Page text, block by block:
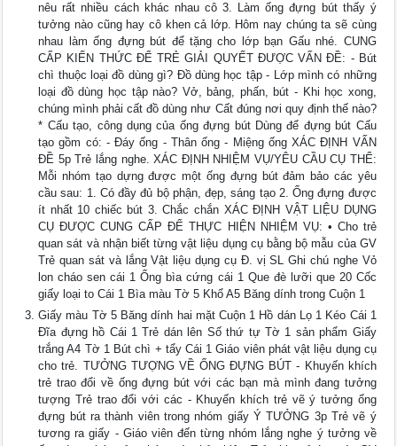
nêu rất nhiều cách khác nhau cô 3. Làm ống đựng bút thấy ý
tưởng nào cũng hay cô khen cả lớp. Hôm nay chúng ta sẽ cùng
nhau làm ống đựng bút để tặng cho lớp bạn Gấu nhé. CUNG
CẤP KIẾN THỨC ĐỂ TRẺ GIẢI QUYẾT ĐƯỢC VẤN ĐỀ: - Bút
chì thuộc loại đồ dùng gì? Đồ dùng học tập - Lớp mình có những
loại đồ dùng học tập nào? Vở, bảng, phấn, bút - Khi học xong,
chúng mình phải cất đồ dùng như Cất đúng nơi quy định thế nào?
* Cấu tạo, công dụng của ống đựng bút Dùng để đựng bút Cấu
tạo gồm có: - Đáy ống - Thân ống - Miệng ống XÁC ĐỊNH VẤN
ĐỀ 5p Trẻ lắng nghe. XÁC ĐỊNH NHIỆM VỤ/YÊU CẦU CỤ THỂ:
Mỗi nhóm tạo dựng được một ống đựng bút đảm bảo các yêu
cầu sau: 1. Có đầy đủ bộ phận, đẹp, sáng tạo 2. Ống đựng được
ít nhất 10 chiếc bút 3. Chắc chắn XÁC ĐỊNH VẬT LIỆU DỤNG
CỤ ĐƯỢC CUNG CẤP ĐỂ THỰC HIỆN NHIỆM VỤ: • Cho trẻ
quan sát và nhận biết từng vật liệu dụng cụ bằng bộ mẫu của GV
Trẻ quan sát và lắng Vật liệu dụng cụ Đ. vị SL Ghi chú nghe Vỏ
lon cháo sen cái 1 Ống bìa cứng cái 1 Que đè lưỡi que 20 Cốc
giấy loại to Cái 1 Bìa màu Tờ 5 Khổ A5 Băng dính trong Cuộn 1
Giấy màu Tờ 5 Băng dính hai mặt Cuộn 1 Hồ dán Lọ 1 Kéo Cái 1
Đĩa đựng hồ Cái 1 Trẻ dán lên Số thứ tự Tờ 1 sản phẩm Giấy
trắng A4 Tờ 1 Bút chì + tẩy Cái 1 Giáo viên phát vật liệu dụng cụ
cho trẻ. TƯỞNG TƯỢNG VỀ ỐNG ĐỰNG BÚT - Khuyến khích
trẻ trao đổi về ống đựng bút với các bạn mà mình đang tưởng
tượng Trẻ trao đổi với các - Khuyến khích trẻ vẽ ý tưởng ống
đựng bút ra thành viên trong nhóm giấy Ý TƯỞNG 3p Trẻ vẽ ý
tương ra giấy - Giáo viên đến từng nhóm lắng nghe ý tưởng về